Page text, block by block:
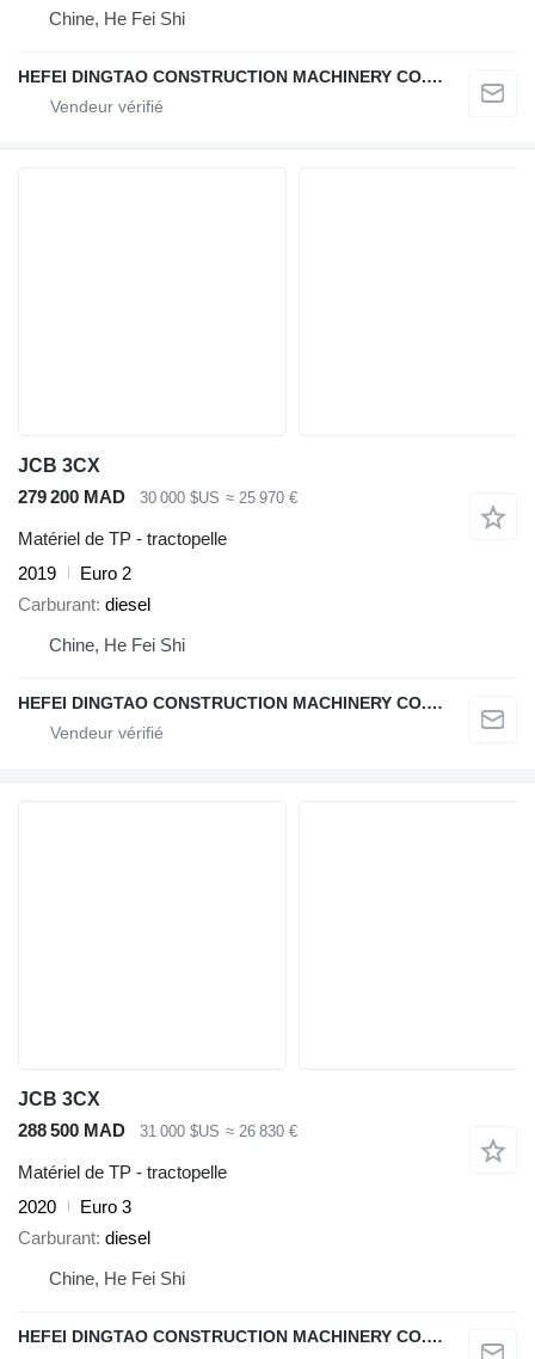
Chine, He Fei Shi
HEFEI DINGTAO CONSTRUCTION MACHINERY CO., LIMITED
JCB 3CX
279 200 MAD
30 000 $US ≈ 25 970 €
Matériel de TP - tractopelle
2019
Euro 2
Carburant diesel
Chine, He Fei Shi
HEFEI DINGTAO CONSTRUCTION MACHINERY CO., LIMITED
JCB 3CX
288 500 MAD
31 000 $US ≈ 26 830 €
Matériel de TP - tractopelle
2020
Euro 3
Carburant diesel
Chine, He Fei Shi
HEFEI DINGTAO CONSTRUCTION MACHINERY CO., LIMITED